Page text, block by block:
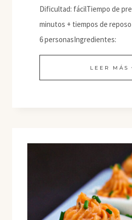
Dificultad: fácilTiempo de
minutos + tiempos de
6 personasIngredientes:
LEER MÁS